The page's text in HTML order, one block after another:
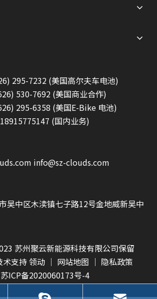
295-7232 (美国高尔夫车电池)
7692 (美国商业合作)
6358 (美国E-Bike 电池)
(国内业务)
info@sz-clouds.com
吴中区木渎镇七子路12号金地威新吴中
苏州聚云新能源科技有限公司保留
术支持领动 ｜ 网站地图 ｜ 隐私政策
苏ICP备2020060173号-4